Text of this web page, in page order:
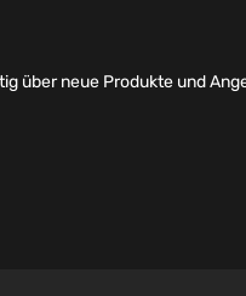
über neue Produkte und